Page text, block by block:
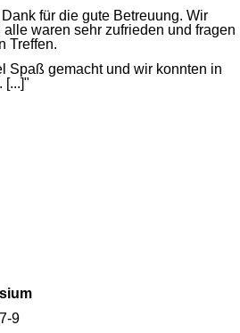
für die gute Betreuung. Wir
waren sehr zufrieden und fragen
Treffen.
Spaß gemacht und wir konnten in
[...]"
9